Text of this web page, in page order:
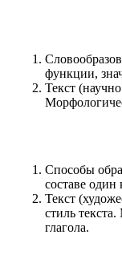
функции,
Текст
Способы
составе
Текст
стиль
глагола.